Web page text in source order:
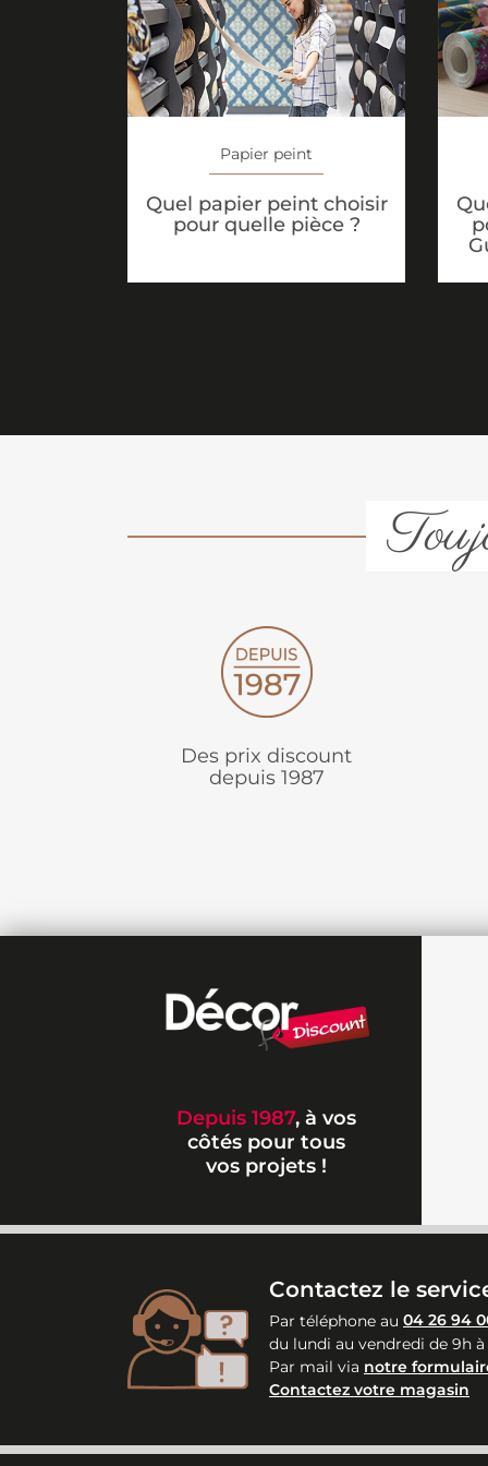
Papier peint
Quel papier peint choisir
pour quelle pièce ?
Des prix discount
depuis 1987
Depuis 1987, à vos
côtés pour tous
vos projets !
Contactez le
Par téléphone au 04 26 94
du lundi au vendredi de 9h à
Par mail via notre
Contactez votre magasin